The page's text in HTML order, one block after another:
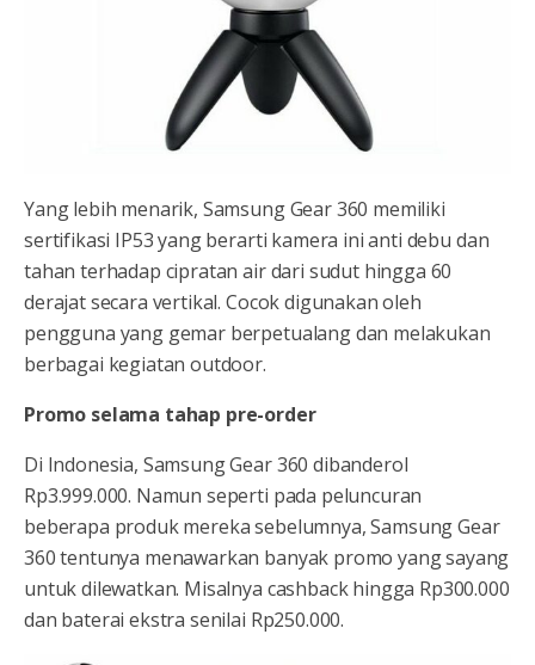
Yang lebih menarik, Samsung Gear 360 memiliki
sertifikasi IP53 yang berarti kamera ini anti debu dan
tahan terhadap cipratan air dari sudut hingga 60
derajat secara vertikal. Cocok digunakan oleh
pengguna yang gemar berpetualang dan melakukan
berbagai kegiatan outdoor.
Promo selama tahap pre-order
Di Indonesia, Samsung Gear 360 dibanderol
Rp3.999.000. Namun seperti pada peluncuran
beberapa produk mereka sebelumnya, Samsung Gear
360 tentunya menawarkan banyak promo yang sayang
untuk dilewatkan. Misalnya cashback hingga Rp300.000
dan baterai ekstra senilai Rp250.000.